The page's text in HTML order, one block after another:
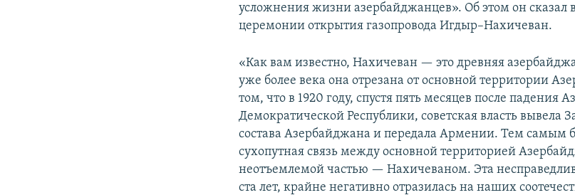
усложнения жизни азербайджанцев». Об этом он сказал
церемонии открытия газопровода Игдыр–Нахичеван.
«Как вам известно, Нахичеван — это древняя
уже более века она отрезана от основной территории
том, что в 1920 году, спустя пять месяцев после падения
Демократической Республики, советская власть вывела
состава Азербайджана и передала Армении. Тем самым
сухопутная связь между основной территорией
неотъемлемой частью — Нахичеваном. Эта
ста лет, крайне негативно отразилась на наших